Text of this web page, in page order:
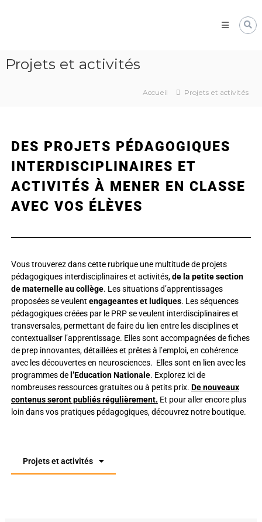
les
compétences
Projets et activités
Accueil Projets et activités
DES PROJETS PÉDAGOGIQUES
INTERDISCIPLINAIRES ET
ACTIVITÉS À MENER EN CLASSE
AVEC VOS ÉLÈVES
Vous trouverez dans cette rubrique une multitude de projets
pédagogiques interdisciplinaires et activités,de la petite section
de maternelle au collège. Les situations d’apprentissages
proposées se veulent engageantes et ludiques. Les séquences
pédagogiques créées par le PRP se veulent interdisciplinaires et
transversales, permettant de faire du lien entre les disciplines et
contextualiser l’apprentissage. Elles sont accompagnées de fiches
de prep innovantes, détaillées et prêtes à l’emploi, en cohérence
avec les découvertes en neurosciences. Elles sont en lien avec les
programmes de l’Education Nationale. Explorez ici de
nombreuses ressources gratuites ou à petits prix. De nouveaux
contenus seront publiés régulièrement. Et pour aller encore plus
loin dans vos pratiques pédagogiques, découvrez notre boutique.
Projets et activités